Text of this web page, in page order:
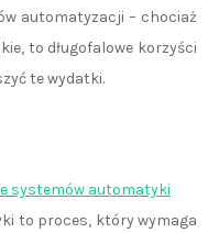
automatyzacji – chociaż
to długofalowe korzyści
te wydatki.
systemów automatyki
to proces, który wymaga